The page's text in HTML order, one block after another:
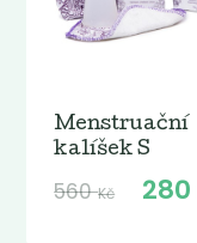
Menstruační
kalíšek S
560Kč 280